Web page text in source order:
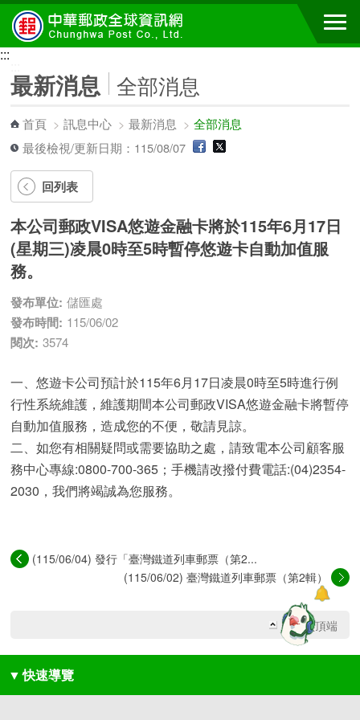
跳到主要內容區塊
:::
最新消息 全部消息
首頁 >訊息中心 >最新消息 >全部消息
最後檢視/更新日期：115/08/07
回列表
本公司郵政VISA悠遊金融卡將於115年6月17日
(星期三)凌晨0時至5時暫停悠遊卡自動加值服
務。
發布單位: 儲匯處
發布時間: 115/06/02
閱次: 3574
一、悠遊卡公司預計於115年6月17日凌晨0時至5時進行例
行性系統維護，維護期間本公司郵政VISA悠遊金融卡將暫停
自動加值服務，造成您的不便，敬請見諒。
二、如您有相關疑問或需要協助之處，請致電本公司顧客服
務中心專線:0800-700-365；手機請改撥付費電話:(04)2354-
2030，我們將竭誠為您服務。
(115/06/04) 發行「臺灣鐵道列車郵票（第2...
(115/06/02) 臺灣鐵道列車郵票（第2輯）
回網頁頂端
▼ 快速導覽